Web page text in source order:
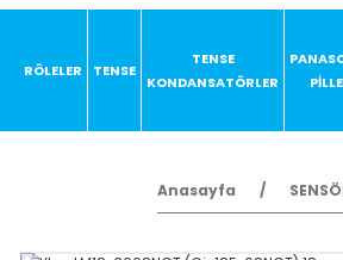
RÖLELER TENSE
TENSE
KONDANSATÖRLER
Anasayfa